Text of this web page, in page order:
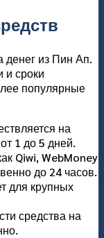
денег из Пин Ап.
и сроки
популярные
на
1 до 5 дней.
Qiwi, WebMoney
до 24 часов.
для крупных
средства на